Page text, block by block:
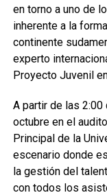
en torno a uno de
inherente a la
continente
experto
Proyecto Juvenil
A partir de las
octubre en el
Principal de la
escenario donde
la gestión del
con todos los